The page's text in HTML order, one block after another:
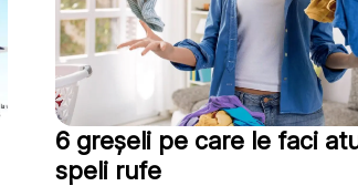
6 greșeli pe care le faci
speli rufe